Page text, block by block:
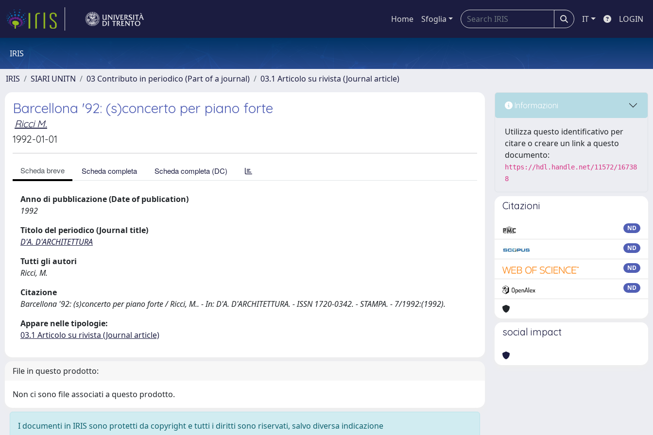
Home Sfoglia IT LOGIN
IRIS
IRIS SIARI UNITN 03 Contributo in periodico (Part of a journal) 03.1 Articolo su rivista (Journal article)
Barcellona '92: (s)concerto per piano forte
Ricci M.
1992-01-01
Scheda breve Scheda completa Scheda completa (DC)
Anno di pubblicazione (Date of publication)
1992
Titolo del periodico (Journal title)
D'A. D'ARCHITETTURA
Tutti gli autori
Ricci, M.
Citazione
Barcellona '92: (s)concerto per piano forte / Ricci, M.. - In: D'A. D'ARCHITETTURA. - ISSN 1720-0342. - STAMPA. - 7/1992:(1992).
Appare nelle tipologie:
03.1 Articolo su rivista (Journal article)
File in questo prodotto:
Non ci sono file associati a questo prodotto.
I documenti in IRIS sono protetti da copyright e tutti i diritti sono riservati, salvo diversa indicazione
Informazioni
Utilizza questo identificativo per
citare o creare un link a questo
documento:
https://hdl.handle.net/11572/16738
8
Citazioni
ND
ND
ND
ND
social impact